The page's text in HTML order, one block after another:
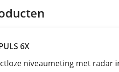
6X
niveaumeting met radar